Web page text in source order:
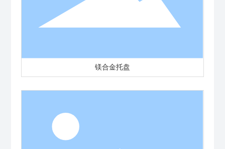
镁合金托盘